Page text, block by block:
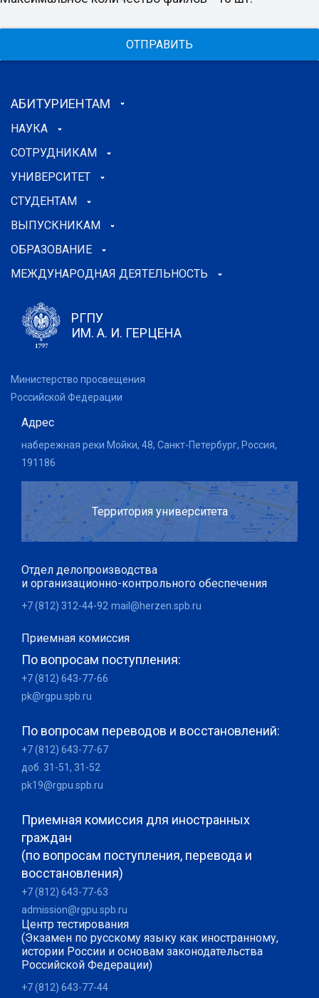
ОТПРАВИТЬ
АБИТУРИЕНТАМ
НАУКА
СОТРУДНИКАМ
УНИВЕРСИТЕТ
СТУДЕНТАМ
ВЫПУСКНИКАМ
ОБРАЗОВАНИЕ
МЕЖДУНАРОДНАЯ ДЕЯТЕЛЬНОСТЬ
РГПУ
ИМ. А. И. ГЕРЦЕНА
Министерство просвещения
Российской Федерации
Адрес
набережная реки Мойки, 48, Санкт-Петербург, Россия,
191186
Территория университета
Отдел делопроизводства
и организационно-контрольного обеспечения
+7 (812) 312-44-92 mail@herzen.spb.ru
Приемная комиссия
По вопросам поступления:
+7 (812) 643-77-66
pk@rgpu.spb.ru
По вопросам переводов и восстановлений:
+7 (812) 643-77-67
доб. 31-51, 31-52
pk19@rgpu.spb.ru
Приемная комиссия для иностранных
граждан
(по вопросам поступления, перевода и
восстановления)
+7 (812) 643-77-63
admission@rgpu.spb.ru
Центр тестирования
(Экзамен по русскому языку как иностранному,
истории России и основам законодательства
Российской Федерации)
+7 (812) 643-77-44